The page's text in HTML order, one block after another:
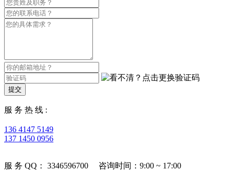
提交
服 务 热 线 :
136 4147 5149
137 1450 0956
服 务 QQ： 3346596700 咨询时间：9:00 ~ 17:00